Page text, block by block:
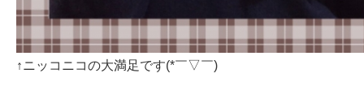
↑ニッコニコの大満足です(*￣▽￣)